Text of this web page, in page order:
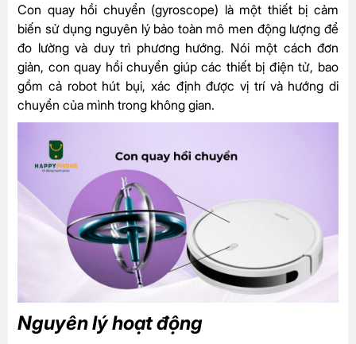
Con quay hồi chuyển (gyroscope) là một thiết bị cảm
biến sử dụng nguyên lý bảo toàn mô men động lượng để
đo lường và duy trì phương hướng. Nói một cách đơn
giản, con quay hồi chuyển giúp các thiết bị điện tử, bao
gồm cả robot hút bụi, xác định được vị trí và hướng di
chuyển của mình trong không gian.
Nguyên lý hoạt động